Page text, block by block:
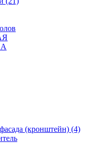
(кронштейн) (4)